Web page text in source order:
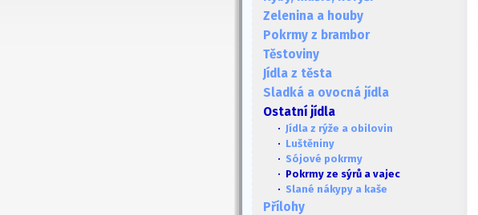
Zelenina a houby
Pokrmy z brambor
Těstoviny
Jídla z těsta
Sladká a ovocná jídla
Ostatní jídla
· Jídla z rýže a obilovin
· Luštěniny
· Sójové pokrmy
· Pokrmy ze sýrů a vajec
· Slané nákypy a kaše
Přílohy